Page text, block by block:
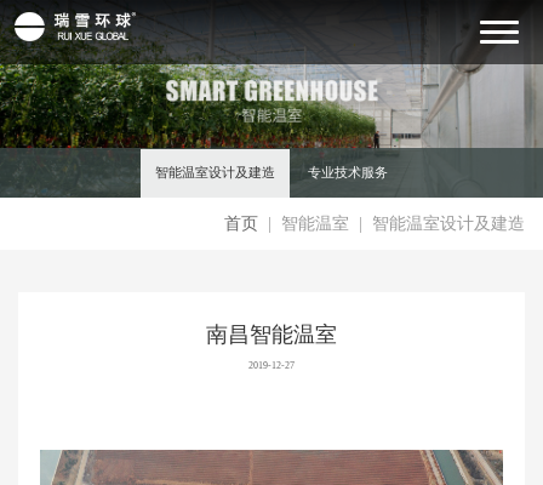
智能温室设计及建造 专业技术服务
首页 | 智能温室 | 智能温室设计及建造
南昌智能温室
2019-12-27